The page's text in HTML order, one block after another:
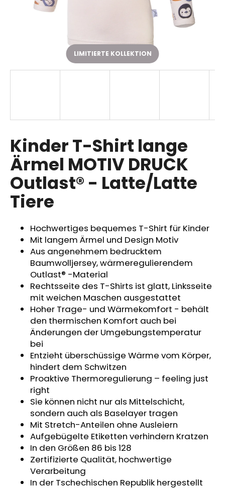
Kinder T-Shirt lange
Ärmel MOTIV DRUCK
Outlast® - Latte/Latte
Tiere
Hochwertiges bequemes T-Shirt für Kinder
Mit langem Ärmel und Design Motiv
Aus angenehmem bedrucktem
Baumwolljersey, wärmeregulierendem
Outlast® -Material
Rechtsseite des T-Shirts ist glatt, Linksseite
mit weichen Maschen ausgestattet
Hoher Trage- und Wärmekomfort - behält
den thermischen Komfort auch bei
Änderungen der Umgebungstemperatur
bei
Entzieht überschüssige Wärme vom Körper,
hindert dem Schwitzen
Proaktive Thermoregulierung – feeling just
right
Sie können nicht nur als Mittelschicht,
sondern auch als Baselayer tragen
Mit Stretch-Anteilen ohne Ausleiern
Aufgebügelte Etiketten verhindern Kratzen
In den Größen 86 bis 128
Zertifizierte Qualität, hochwertige
Verarbeitung
In der Tschechischen Republik hergestellt
LIMITIERTE KOLLEKTION
p
f
e
h
l
e
SWEATHOSE
DENIM
LÖWE
€32,50